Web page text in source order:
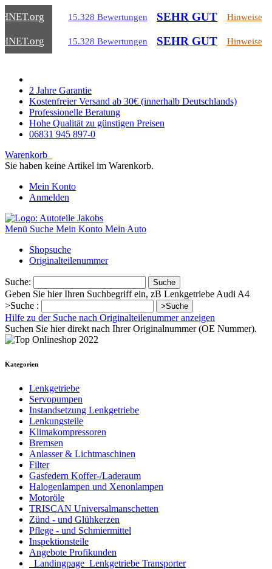
.org 15.328 Bewertungen SEHR GUT Hinweise
.org 15.328 Bewertungen SEHR GUT Hinweise
2 Jahre Garantie
Kostenfreier Versand ab 30€ (innerhalb Deutschlands)
Professionelle Beratung
Hohe Qualität zu günstigen Preisen
06831 945 897-0
Warenkorb
Sie haben keine Artikel im Warenkorb.
Mein Konto
Anmelden
Menü Suche Mein Konto Mein Auto
Shopsuche
Originalteilenummer
Suche: Suche
Geben Sie hier Ihren Suchbegriff ein, zB Lenkgetriebe Audi A4
>Suche :
>Suche
Hilfe zu der Suche nach Originalteilenummer anzeigen
Suchen Sie hier direkt nach Ihrer Originalnummer (OE Nummer).
Kategorien
Lenkgetriebe
Servopumpen
Instandsetzung Lenkgetriebe
Lenkungsteile
Klimakompressoren
Bremsen
Anlasser & Lichtmaschinen
Filter
Gasfedern Koffer-/Laderaum
Halogenlampen und Xenonlampen
Motoröle
TRISCAN Universalmanschetten
Zünd - und Glühkerzen
Pflege - und Schmiermittel
Inspektionsteile
Angebote Profikunden
_Landingpage_Lenkgetriebe Transporter